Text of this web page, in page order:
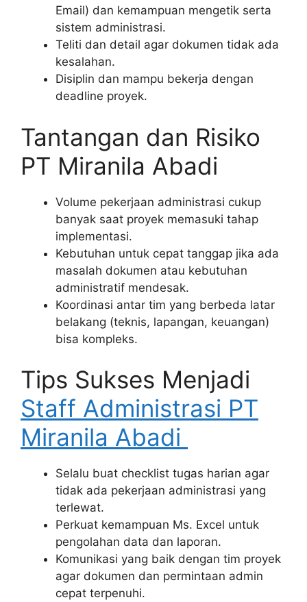
Email) dan kemampuan mengetik serta
sistem administrasi.
Teliti dan detail agar dokumen tidak ada
kesalahan.
Disiplin dan mampu bekerja dengan
deadline proyek.
Tantangan dan Risiko
PT Miranila Abadi
Volume pekerjaan administrasi cukup
banyak saat proyek memasuki tahap
implementasi.
Kebutuhan untuk cepat tanggap jika ada
masalah dokumen atau kebutuhan
administratif mendesak.
Koordinasi antar tim yang berbeda latar
belakang (teknis, lapangan, keuangan)
bisa kompleks.
Tips Sukses Menjadi
Staff Administrasi PT
Miranila Abadi
Selalu buat checklist tugas harian agar
tidak ada pekerjaan administrasi yang
terlewat.
Perkuat kemampuan Ms. Excel untuk
pengolahan data dan laporan.
Komunikasi yang baik dengan tim proyek
agar dokumen dan permintaan admin
cepat terpenuhi.